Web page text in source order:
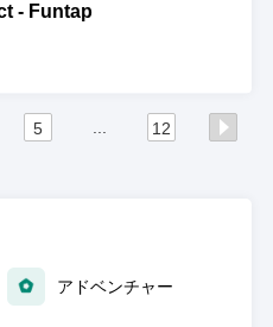
- Funtap
5 12
アドベンチャー